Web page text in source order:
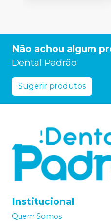
Não achou algum
Dental Padrão
Sugerir produtos
Institucional
Quem Somos